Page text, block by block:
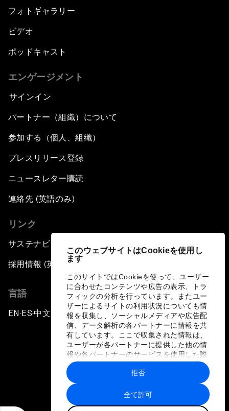
このウェブサイトはCookieを使用し
ます
このサイトではCookieを使って、ユーザー
に合わせたコンテンツや広告の表示、トラ
フィックの分析を行っています。またユー
ザーによるサイトの利用状況についても情
報を収集し、ソーシャルメディアや広告配
信、データ解析の各パートナーに情報を共
有しています。ここで収集された情報は、
ユーザーが各パートナーに提供した他の情
報や各パートナーのサービスを使用した際
に収集された情報と組み合わされ、各パー
トナーによって使用されることがありま
す。
全て許可
拒否
フォトギャラリー
ビデオ
ポッドキャスト
エンゲージメント
サインイン
パートナー（組織）について
参加する（個人、組織）
プレスリリース登録
ニュースレター購読
連絡先 (英語のみ)
リンク
サステナビリティへの取り組み
採用情報 (英語のみ)
言語
EN ▪ES▪中文▪ 日本語
プライバシーポリシーと利用規約
サイトマップ